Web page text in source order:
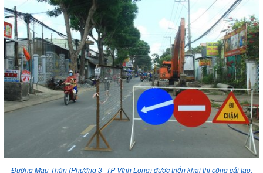
Đường Mậu Thân (Phường 3- TP Vĩnh Long) được triển khai thi công cải tạo,